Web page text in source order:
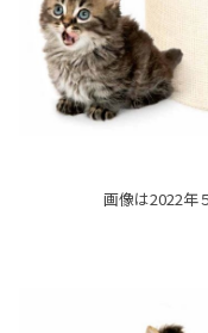
画像は2022年